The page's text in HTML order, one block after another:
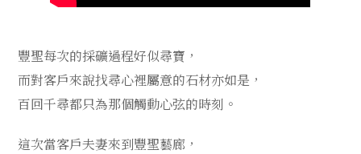
豐聖每次的採礦過程好似尋寶，
而對客戶來說找尋心裡屬意的石材亦如是，
百回千尋都只為那個觸動心弦的時刻。
這次當客戶夫妻來到豐聖藝廊，